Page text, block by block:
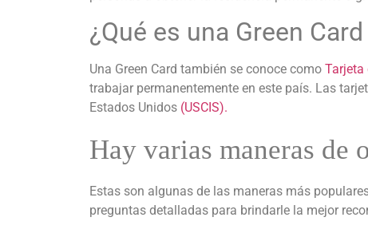
¿Qué es una Green
Una Green Card también se conoce como Tarjeta
trabajar permanentemente en este país. Las
Estados Unidos (USCIS).
Hay varias maneras de
Estas son algunas de las maneras más
preguntas detalladas para brindarle la mejor